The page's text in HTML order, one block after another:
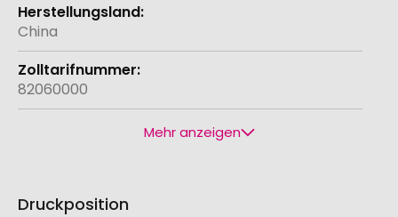
China
82060000
Mehr anzeigen
Druckposition